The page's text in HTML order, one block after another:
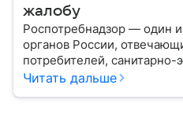
жалобу
Роспотребнадзор — один
органов России,
потребителей,
благополучие населения и
Читать дальше